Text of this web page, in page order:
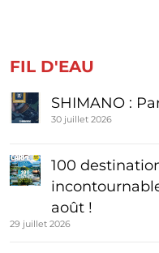
FIL D'EAU
SHIMANO :
30 juillet 2026
100
août !
29 juillet 2026